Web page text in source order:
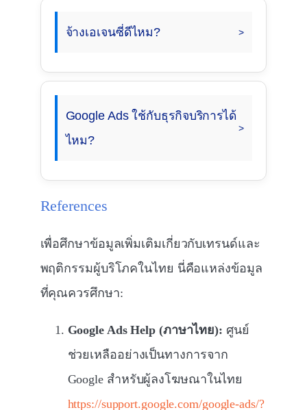
จ้างเอเจนซี่ดีไหม?
Google Ads ใช้กับธุรกิจบริการได้
ไหม?
References
เพื่อศึกษาข้อมูลเพิ่มเติมเกี่ยวกับเทรนด์และ
พฤติกรรมผู้บริโภคในไทย นี่คือแหล่งข้อมูล
ที่คุณควรศึกษา:
Google Ads Help (ภาษาไทย): ศูนย์
ช่วยเหลืออย่างเป็นทางการจาก
Google สำหรับผู้ลงโฆษณาในไทย
https://support.google.com/google-ads/?